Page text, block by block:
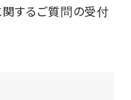
するご質問の受付